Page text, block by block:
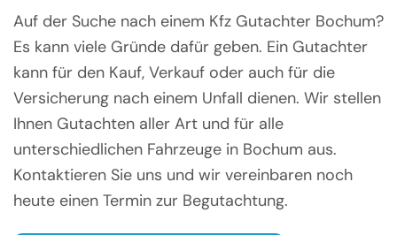
Auf der Suche nach einem Kfz Gutachter Bochum?
Es kann viele Gründe dafür geben. Ein Gutachter
kann für den Kauf, Verkauf oder auch für die
Versicherung nach einem Unfall dienen. Wir stellen
Ihnen Gutachten aller Art und für alle
unterschiedlichen Fahrzeuge in Bochum aus.
Kontaktieren Sie uns und wir vereinbaren noch
heute einen Termin zur Begutachtung.